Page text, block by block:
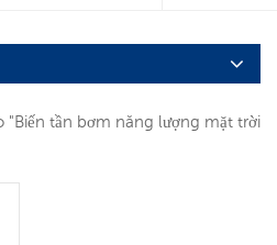
"Biến tần bơm năng lượng mặt trời